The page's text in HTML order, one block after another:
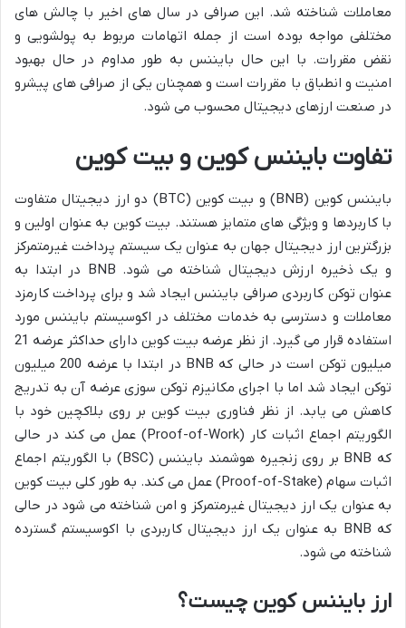
معاملات شناخته شد. این صرافی در سال های اخیر با چالش های
مختلفی مواجه بوده است از جمله اتهامات مربوط به پولشویی و
نقض مقررات. با این حال بایننس به طور مداوم در حال بهبود
امنیت و انطباق با مقررات است و همچنان یکی از صرافی های پیشرو
در صنعت ارزهای دیجیتال محسوب می شود.
تفاوت بایننس کوین و بیت کوین
بایننس کوین (BNB) و بیت کوین (BTC) دو ارز دیجیتال متفاوت
با کاربردها و ویژگی های متمایز هستند. بیت کوین به عنوان اولین و
بزرگترین ارز دیجیتال جهان به عنوان یک سیستم پرداخت غیرمتمرکز
و یک ذخیره ارزش دیجیتال شناخته می شود. BNB در ابتدا به
عنوان توکن کاربردی صرافی بایننس ایجاد شد و برای پرداخت کارمزد
معاملات و دسترسی به خدمات مختلف در اکوسیستم بایننس مورد
استفاده قرار می گیرد. از نظر عرضه بیت کوین دارای حداکثر عرضه 21
میلیون توکن است در حالی که BNB در ابتدا با عرضه 200 میلیون
توکن ایجاد شد اما با اجرای مکانیزم توکن سوزی عرضه آن به تدریج
کاهش می یابد. از نظر فناوری بیت کوین بر روی بلاکچین خود با
الگوریتم اجماع اثبات کار (Proof-of-Work) عمل می کند در حالی
که BNB بر روی زنجیره هوشمند بایننس (BSC) با الگوریتم اجماع
اثبات سهام (Proof-of-Stake) عمل می کند. به طور کلی بیت کوین
به عنوان یک ارز دیجیتال غیرمتمرکز و امن شناخته می شود در حالی
که BNB به عنوان یک ارز دیجیتال کاربردی با اکوسیستم گسترده
شناخته می شود.
ارز بایننس کوین چیست؟